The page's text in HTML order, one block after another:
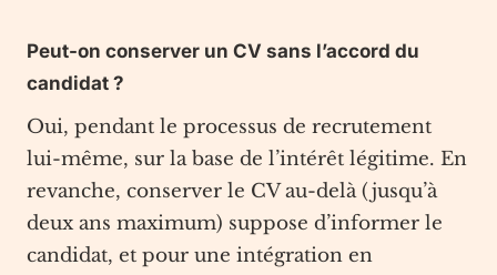
Peut-on conserver un CV sans l’accord du
candidat ?
Oui, pendant le processus de recrutement
lui-même, sur la base de l’intérêt légitime. En
revanche, conserver le CV au-delà (jusqu’à
deux ans maximum) suppose d’informer le
candidat, et pour une intégration en